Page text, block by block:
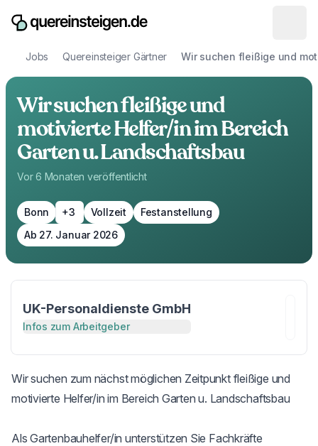
Jobs Quereinsteiger Gärtner Wir suchen fleißige und
Wir suchen fleißige und
motivierte Helfer/in im Bereich
Garten u. Landschaftsbau
Vor 6 Monaten veröffentlicht
Bonn +3 Vollzeit
Festanstellung
Ab 27. Januar 2026
UK-Personaldienste GmbH
Infos zum Arbeitgeber
Wir suchen zum nächst möglichen Zeitpunkt fleißige und
motivierte Helfer/in im Bereich Garten u. Landschaftsbau
Als Gartenbauhelfer/in unterstützen Sie Fachkräfte